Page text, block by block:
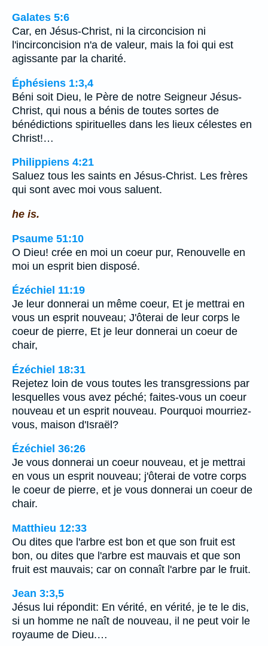
Galates 5:6
Car, en Jésus-Christ, ni la circoncision ni
l'incirconcision n'a de valeur, mais la foi qui est
agissante par la charité.
Éphésiens 1:3,4
Béni soit Dieu, le Père de notre Seigneur Jésus-
Christ, qui nous a bénis de toutes sortes de
bénédictions spirituelles dans les lieux célestes en
Christ!…
Philippiens 4:21
Saluez tous les saints en Jésus-Christ. Les frères
qui sont avec moi vous saluent.
he is.
Psaume 51:10
O Dieu! crée en moi un coeur pur, Renouvelle en
moi un esprit bien disposé.
Ézéchiel 11:19
Je leur donnerai un même coeur, Et je mettrai en
vous un esprit nouveau; J'ôterai de leur corps le
coeur de pierre, Et je leur donnerai un coeur de
chair,
Ézéchiel 18:31
Rejetez loin de vous toutes les transgressions par
lesquelles vous avez péché; faites-vous un coeur
nouveau et un esprit nouveau. Pourquoi mourriez-
vous, maison d'Israël?
Ézéchiel 36:26
Je vous donnerai un coeur nouveau, et je mettrai
en vous un esprit nouveau; j'ôterai de votre corps
le coeur de pierre, et je vous donnerai un coeur de
chair.
Matthieu 12:33
Ou dites que l'arbre est bon et que son fruit est
bon, ou dites que l'arbre est mauvais et que son
fruit est mauvais; car on connaît l'arbre par le fruit.
Jean 3:3,5
Jésus lui répondit: En vérité, en vérité, je te le dis,
si un homme ne naît de nouveau, il ne peut voir le
royaume de Dieu.…